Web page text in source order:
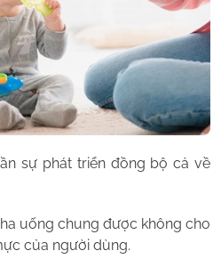
sự phát triển đồng bộ cả về
uống chung được không cho
của người dùng.